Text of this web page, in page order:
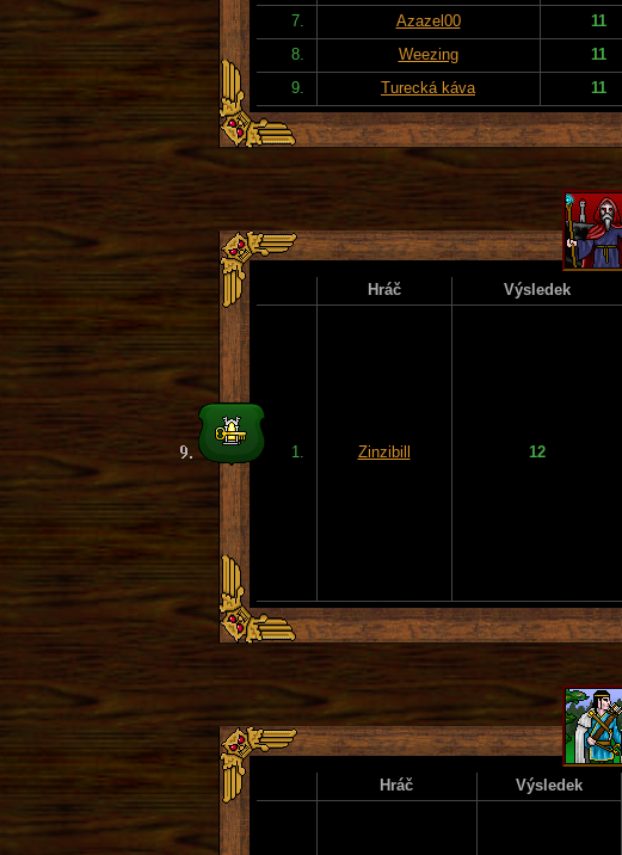
7.
Azazel00 11
8.
Weezing 11
9.
Turecká káva 11
Hráč Výsledek
1. Zinzibill 12
Hráč Výsledek